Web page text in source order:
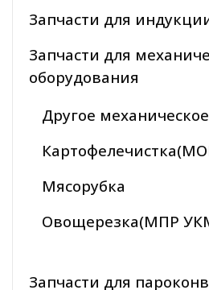
Запчасти для
Запчасти для
оборудования
Другое
Мясорубка
Овощерезка(МПР
Запчасти для